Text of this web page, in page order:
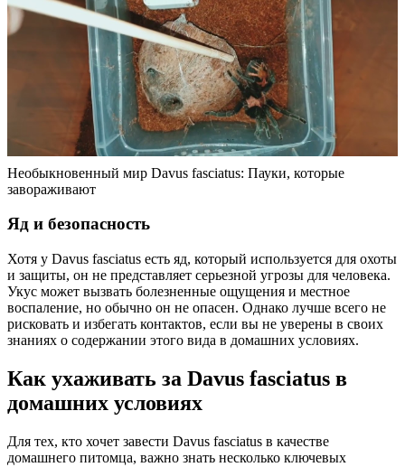
Необыкновенный мир Davus fasciatus: Пауки, которые
завораживают
Яд и безопасность
Хотя у Davus fasciatus есть яд, который используется для охоты
и защиты, он не представляет серьезной угрозы для человека.
Укус может вызвать болезненные ощущения и местное
воспаление, но обычно он не опасен. Однако лучше всего не
рисковать и избегать контактов, если вы не уверены в своих
знаниях о содержании этого вида в домашних условиях.
Как ухаживать за Davus fasciatus в
домашних условиях
Для тех, кто хочет завести Davus fasciatus в качестве
домашнего питомца, важно знать несколько ключевых